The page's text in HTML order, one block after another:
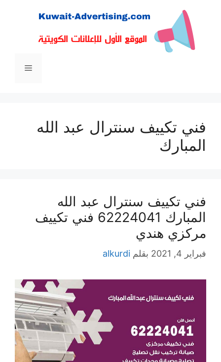
المحتوى
القائمة
فني تكييف سنترال عبد الله
المبارك
فني تكييف سنترال عبد الله
المبارك 62224041 فني تكييف
مركزي هندي
فبراير 4, 2021 بقلم alkurdi